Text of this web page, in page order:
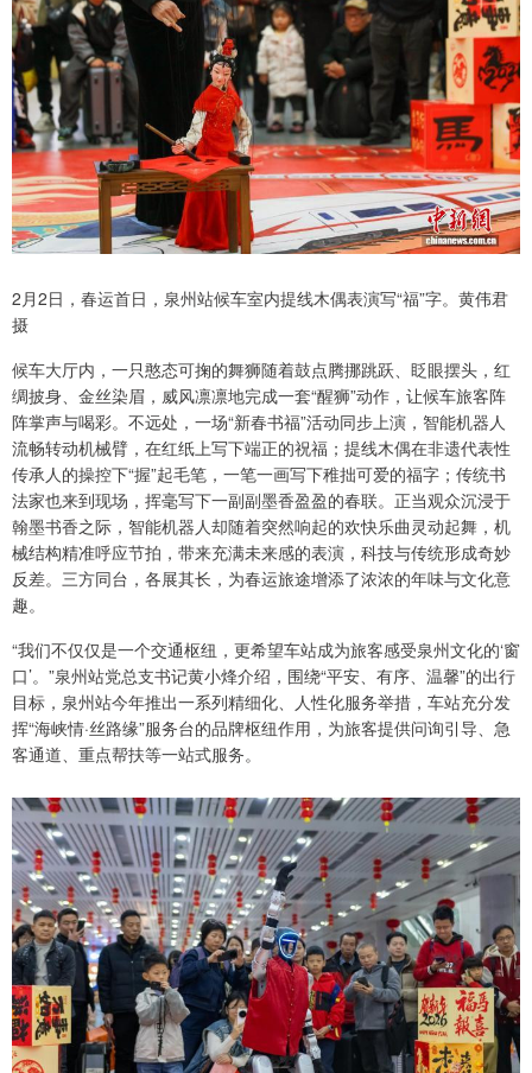
2月2日，春运首日，泉州站候车室内提线木偶表演写“福”字。黄伟君
摄
候车大厅内，一只憨态可掬的舞狮随着鼓点腾挪跳跃、眨眼摆头，红
绸披身、金丝染眉，威风凛凛地完成一套“醒狮”动作，让候车旅客阵
阵掌声与喝彩。不远处，一场“新春书福”活动同步上演，智能机器人
流畅转动机械臂，在红纸上写下端正的祝福；提线木偶在非遗代表性
传承人的操控下“握”起毛笔，一笔一画写下稚拙可爱的福字；传统书
法家也来到现场，挥毫写下一副副墨香盈盈的春联。正当观众沉浸于
翰墨书香之际，智能机器人却随着突然响起的欢快乐曲灵动起舞，机
械结构精准呼应节拍，带来充满未来感的表演，科技与传统形成奇妙
反差。三方同台，各展其长，为春运旅途增添了浓浓的年味与文化意
趣。
“我们不仅仅是一个交通枢纽，更希望车站成为旅客感受泉州文化的‘窗
口’。”泉州站党总支书记黄小烽介绍，围绕“平安、有序、温馨”的出行
目标，泉州站今年推出一系列精细化、人性化服务举措，车站充分发
挥“海峡情·丝路缘”服务台的品牌枢纽作用，为旅客提供问询引导、急
客通道、重点帮扶等一站式服务。